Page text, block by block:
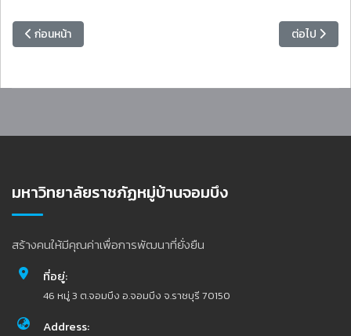
เนื้อหาก่อนหน้า: คณะครุศาสตร์ มหาวิทยาลัยราชภัฏหมู่บ้านจอมบึง จัดกิจ
ก่อนหน้า เนื้อหาถัดไ
ต่อไป
มหาวิทยาลัยราชภัฏหมู่บ้านจอมบึง
สร้างคนให้มีคุณค่าเพื่อการพัฒนาที่ยั่งยืน
ที่อยู่:
46 หมู่ 3 ต.จอมบึง อ.จอมบึง จ.ราชบุรี 70150
Address: